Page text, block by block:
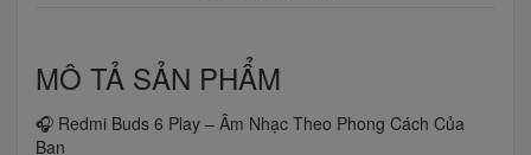
MÔ TẢ SẢN PHẨM
🎧 Redmi Buds 6 Play – Âm Nhạc Theo Phong Cách Của
Bạn